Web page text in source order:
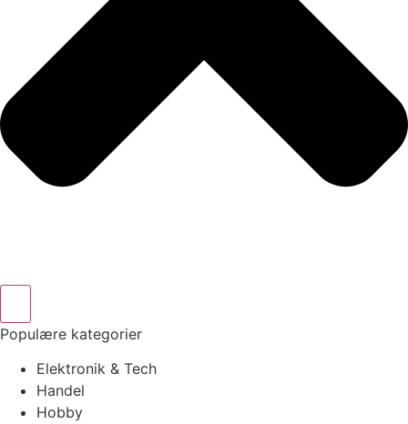
Populære kategorier
Elektronik & Tech
Handel
Hobby